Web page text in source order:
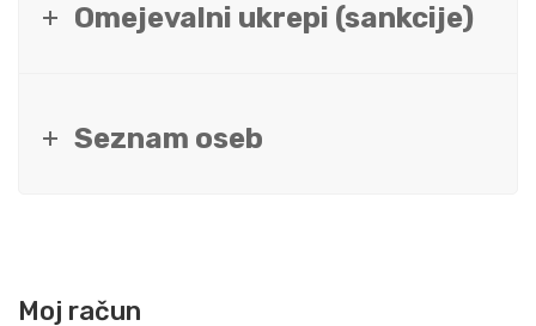
Omejevalni ukrepi (sankcije)
Seznam oseb
Moj račun